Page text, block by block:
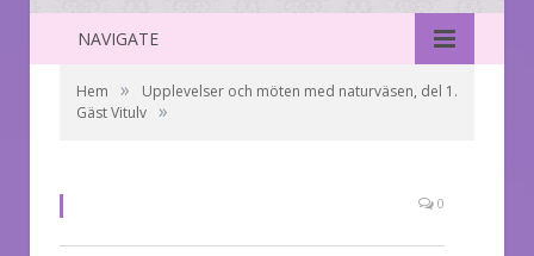
NAVIGATE
Hem »
Upplevelser och möten med naturväsen, del 1.
Gäst Vitulv »
0